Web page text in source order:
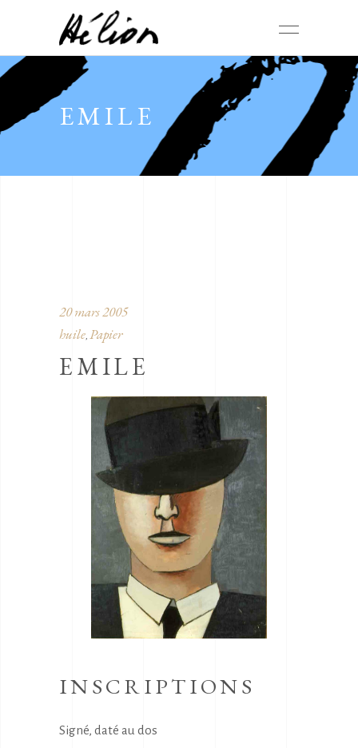
EMILE
20 mars 2005
huile, Papier
EMILE
INSCRIPTIONS
Signé, daté au dos